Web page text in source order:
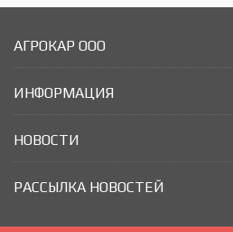
АГРОКАР ООО
ИНФОРМАЦИЯ
НОВОСТИ
РАССЫЛКА НОВОСТЕЙ